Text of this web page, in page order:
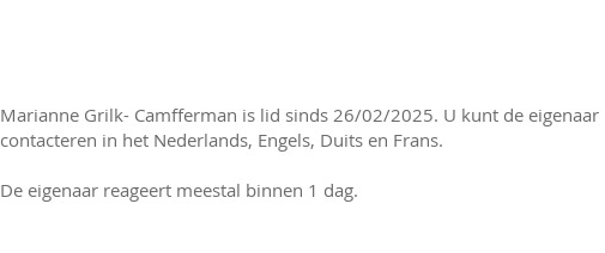
Marianne Grilk- Camfferman is lid sinds 26/02/2025. U kunt de eigenaar
contacteren in het Nederlands, Engels, Duits en Frans.​
De eigenaar reageert meestal binnen 1 dag.